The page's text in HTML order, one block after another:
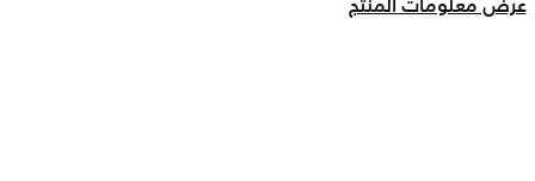
عرض معلومات المنتج